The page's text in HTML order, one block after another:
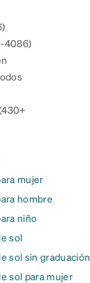
4086)
mujer
hombre
niño
sol
sol sin graduación
sol para mujer